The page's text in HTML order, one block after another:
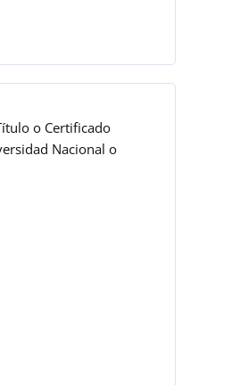
o Certificado
Nacional o